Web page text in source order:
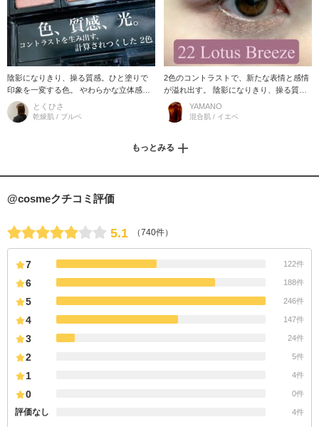
陰影になりきり、操る質感。ひと塗りで
印象を一変する色。 やわらかな立体感
に、鮮明な光感をプラス。 多彩な2色のコ
ントラストが、 繊細なのに力
とくひさ
乾燥肌 / ブルベ
2色のコントラストで、新たな表情と感情
が溢れ出す。 陰影になりきり、操る質
感。ひと塗りで印象を一変する色。 アイ
シャドウからアイブロウまで、
YAMANO
混合肌 / イエベ
もっとみる
@cosmeクチコミ評価
5.1 （740件）
7 122件
6 188件
5 246件
4 147件
3 24件
2 5件
1 4件
0 0件
評価なし 4件